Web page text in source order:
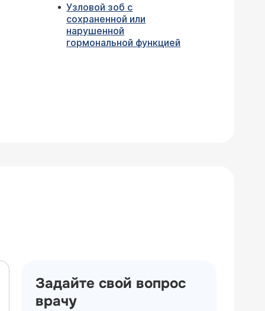
Узловой зоб с
сохраненной или
нарушенной
гормональной функцией
Задайте свой вопрос
врачу